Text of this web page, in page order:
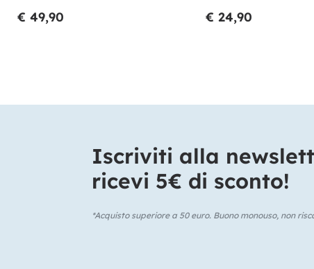
€ 49,90 € 24,90
Iscriviti alla
ricevi 5€ di sconto!​
*Acquisto superiore a 50 euro. Buono monouso, non